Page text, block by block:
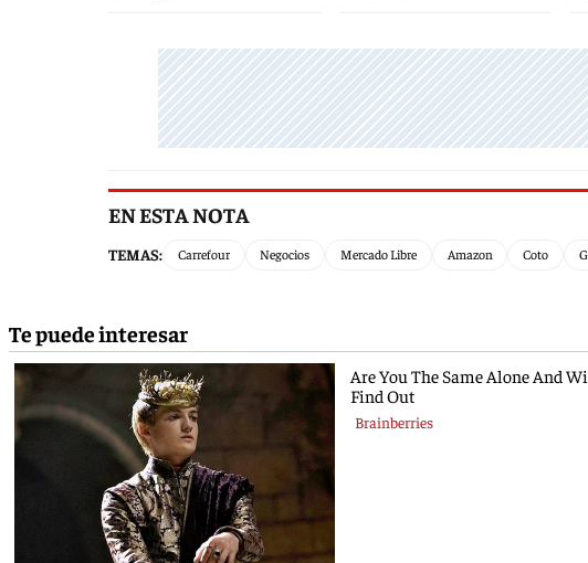
EN ESTA NOTA
TEMAS: Carrefour Negocios Mercado Libre Amazon Coto